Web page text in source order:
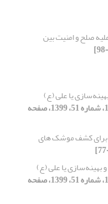
صلح و امنیت بین
یا علی (ع)
[دوره 16، شماره 51، 1399، صفحه
برای کشف موشک های
بهینه‌سازی یا علی (ع)
[دوره 16، شماره 51، 1399، صفحه